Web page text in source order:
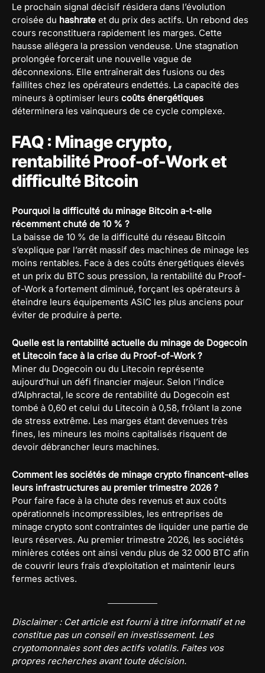
Le prochain signal décisif résidera dans l’évolution
croisée du hashrate et du prix des actifs. Un rebond des
cours reconstituera rapidement les marges. Cette
hausse allégera la pression vendeuse. Une stagnation
prolongée forcerait une nouvelle vague de
déconnexions. Elle entraînerait des fusions ou des
faillites chez les opérateurs endettés. La capacité des
mineurs à optimiser leurs coûts énergétiques
déterminera les vainqueurs de ce cycle complexe.
FAQ : Minage crypto,
rentabilité Proof-of-Work et
difficulté Bitcoin
Pourquoi la difficulté du minage Bitcoin a-t-elle
récemment chuté de 10 % ?
La baisse de 10 % de la difficulté du réseau Bitcoin
s’explique par l’arrêt massif des machines de minage les
moins rentables. Face à des coûts énergétiques élevés
et un prix du BTC sous pression, la rentabilité du Proof-
of-Work a fortement diminué, forçant les opérateurs à
éteindre leurs équipements ASIC les plus anciens pour
éviter de produire à perte.
Quelle est la rentabilité actuelle du minage de Dogecoin
et Litecoin face à la crise du Proof-of-Work ?
Miner du Dogecoin ou du Litecoin représente
aujourd’hui un défi financier majeur. Selon l’indice
d’Alphractal, le score de rentabilité du Dogecoin est
tombé à 0,60 et celui du Litecoin à 0,58, frôlant la zone
de stress extrême. Les marges étant devenues très
fines, les mineurs les moins capitalisés risquent de
devoir débrancher leurs machines.
Comment les sociétés de minage crypto financent-elles
leurs infrastructures au premier trimestre 2026 ?
Pour faire face à la chute des revenus et aux coûts
opérationnels incompressibles, les entreprises de
minage crypto sont contraintes de liquider une partie de
leurs réserves. Au premier trimestre 2026, les sociétés
minières cotées ont ainsi vendu plus de 32 000 BTC afin
de couvrir leurs frais d’exploitation et maintenir leurs
fermes actives.
Disclaimer : Cet article est fourni à titre informatif et ne
constitue pas un conseil en investissement. Les
cryptomonnaies sont des actifs volatils. Faites vos
propres recherches avant toute décision.